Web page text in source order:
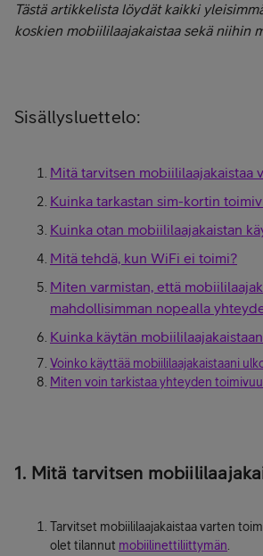
Tästä artikkelista löydät kaikki
koskien mobiililaajakaistaa sekä niihin
Sisällysluettelo:
Mitä tarvitsen mobiililaajakaistaa
Kuinka tarkastan sim-kortin
Kuinka otan mobiililaajakaistan
Mitä tehdä, kun WiFi ei toimi?
Miten varmistan, että
mahdollisimman nopealla
Kuinka käytän
Voinko käyttää mobiililaajakaistaani
Miten voin tarkistaa yhteyden
1. Mitä tarvitsen
Tarvitset mobiililaajakaistaa varten
olet tilannut mobiilinettiliittymän